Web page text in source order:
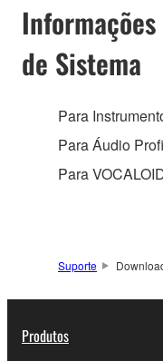
de Sistema
Para
Para Áudio
Para
Suporte
Produtos